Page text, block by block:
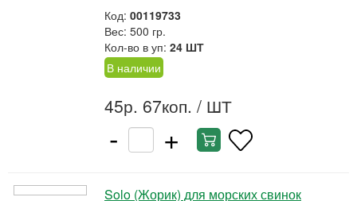
Код: 00119733
Вес: 500 гр.
Кол-во в уп: 24 ШТ
В наличии
45р. 67коп. / ШТ
- +
Solo (Жорик) для морских свинок